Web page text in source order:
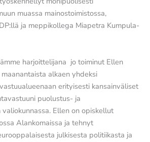
muassa mainostoimistossa,
ja meppikollega Miapetra Kumpula-
harjoittelijana jo toiminut Ellen
alkaen yhdeksi
erityisesti kansainväliset
puolustus- ja
Ellen on opiskellut
Alankomaissa ja tehnyt
julkisesta politiikasta ja